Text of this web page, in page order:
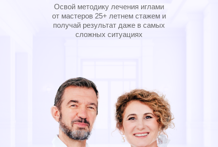
Освой методику лечения иглами
от мастеров 25+ летнем стажем и
получай результат даже в самых
сложных ситуациях